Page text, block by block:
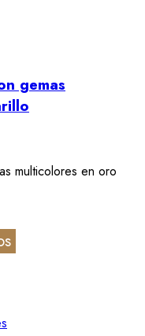
gemas
multicolores en oro